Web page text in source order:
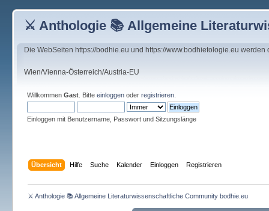
⚔ Anthologie 📚 Allgemeine
Die WebSeiten https://bodhie.eu und https://www.bodhietologie.eu
Wien/Vienna-Österreich/Austria-EU
Willkommen Gast. Bitte einloggenoder registrieren.
Einloggen mit Benutzername, Passwort und Sitzungslänge
Übersicht Hilfe Suche Kalender Einloggen Registrieren
⚔ Anthologie 📚 Allgemeine Literaturwissenschaftliche Community bodhie.eu